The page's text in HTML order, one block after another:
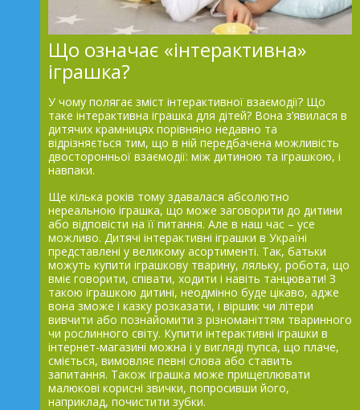
Що означає «інтерактивна»
іграшка?
У чому полягає зміст інтерактивної взаємодії? Що
таке інтерактивна іграшка для дітей? Вона з’явилася в
дитячих крамницях порівняно недавно та
відрізняється тим, що в ній передбачена можливість
двосторонньої взаємодії: між дитиною та іграшкою, і
навпаки.
Ще кілька років тому здавалася абсолютно
нереальною іграшка, що може заговорити до дитини
або відповісти на її питання. Але в наш час – усе
можливо. Дитячі інтерактивні іграшки в Україні
представлені у великому асортименті. Так, батьки
можуть купити іграшкову тварину, ляльку, робота, що
вміє говорити, співати, ходити і навіть танцювати! З
такою іграшкою дитині, неодмінно буде цікаво, адже
вона зможе і казку розказати, і віршик чи літери
вивчити або познайомити з різноманіттям тваринного
чи рослинного світу. Купити інтерактивні іграшки в
інтернет-магазині можна і у вигляді пупса, що плаче,
сміється, вимовляє певні слова або ставить
запитання. Також іграшка може прищеплювати
малюкові корисні звички, попросивши його,
наприклад, почистити зубки.